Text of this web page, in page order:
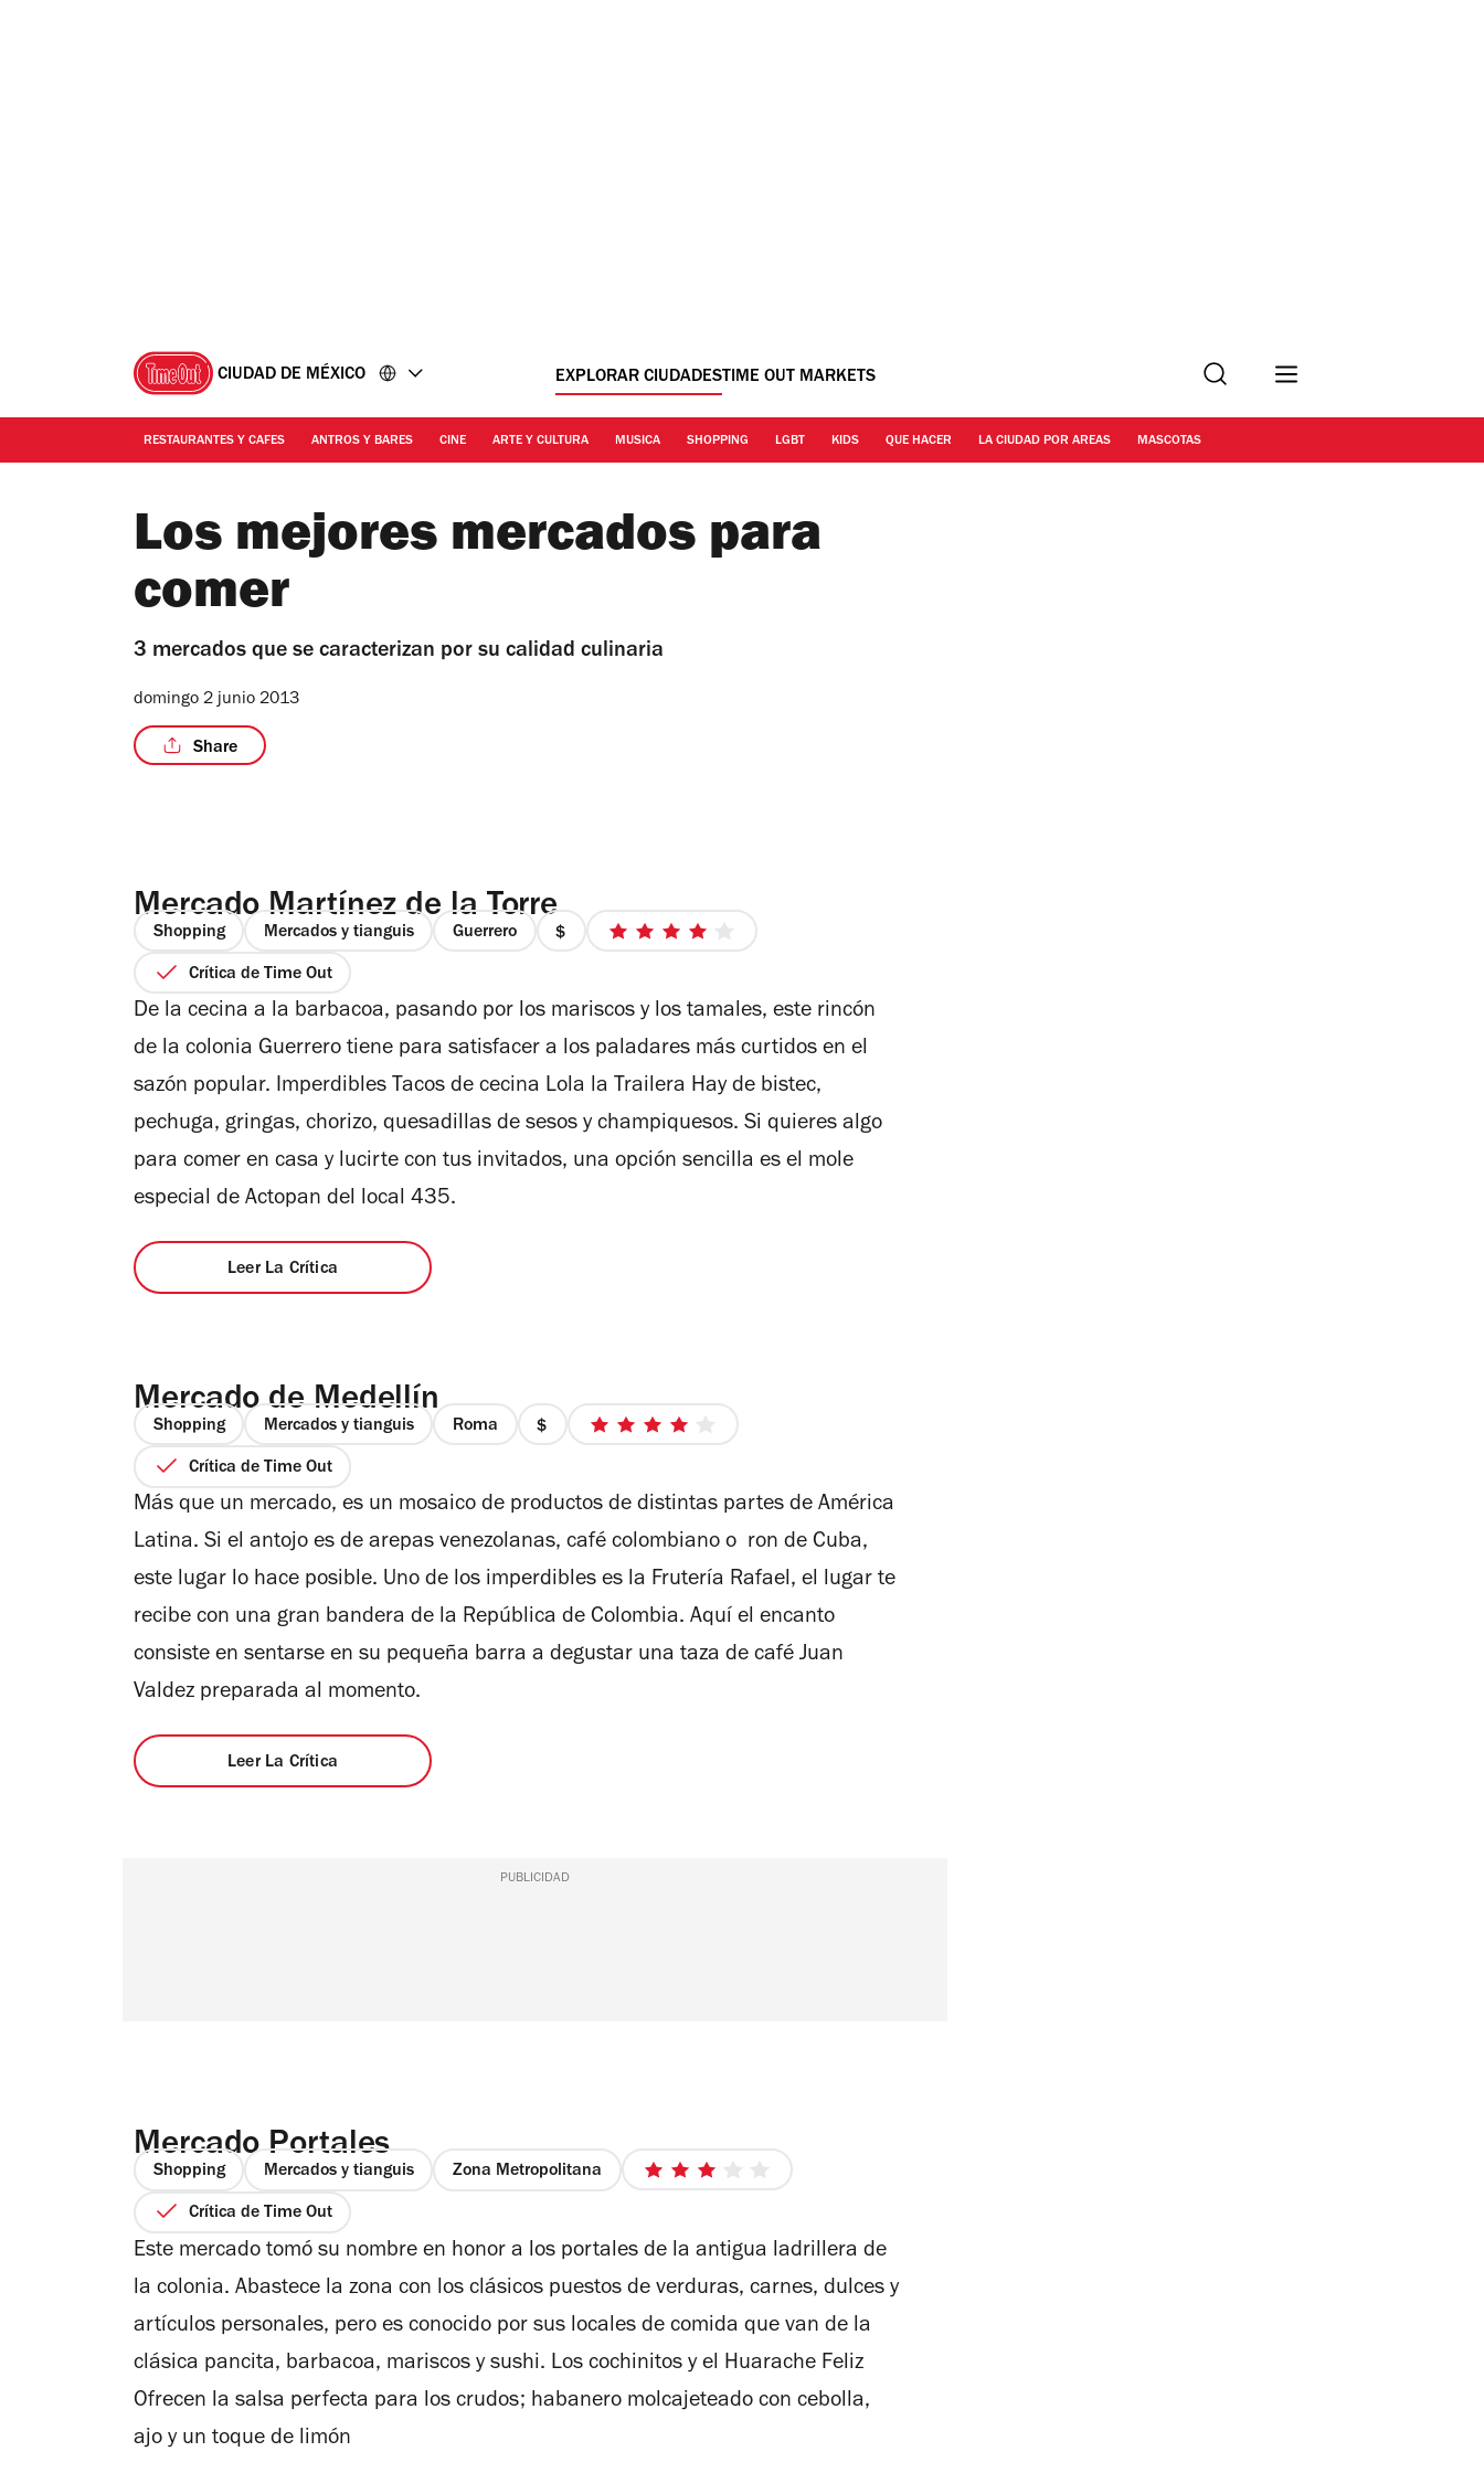
CIUDAD DE MÉXICO EXPLORAR CIUDADESTIME OUT MARKETS Buscar
RESTAURANTES Y CAFES ANTROS Y BARES CINE ARTE Y CULTURA MUSICA SHOPPING LGBT KIDS QUE HACER LA CIUDAD POR AREAS MASCOTAS
Los mejores mercados para
comer
3 mercados que se caracterizan por su calidad culinaria
domingo 2 junio 2013
Share
Mercado Martínez de la Torre
Shopping Mercados y tianguis Guerrero
precio
4
4
estrellas
Crítica de Time Out
De la cecina a la barbacoa, pasando por los mariscos y los tamales, este rincón
de la colonia Guerrero tiene para satisfacer a los paladares más curtidos en el
sazón popular. Imperdibles Tacos de cecina Lola la Trailera Hay de bistec,
pechuga, gringas, chorizo, quesadillas de sesos y champiquesos. Si quieres algo
para comer en casa y lucirte con tus invitados, una opción sencilla es el mole
especial de Actopan del local 435.
Leer La Crítica
Mercado de Medellín
Shopping Mercados y tianguis Roma
precio
4
Crítica de Time Out
Más que un mercado, es un mosaico de productos de distintas partes de América
Latina. Si el antojo es de arepas venezolanas, café colombiano o ron de Cuba,
este lugar lo hace posible. Uno de los imperdibles es la Frutería Rafael, el lugar te
recibe con una gran bandera de la República de Colombia. Aquí el encanto
consiste en sentarse en su pequeña barra a degustar una taza de café Juan
Valdez preparada al momento.
Leer La Crítica
PUBLICIDAD
Mercado Portales
Shopping Mercados y tianguis Zona Metropolitana
3
estrellas
Crítica de Time Out
Este mercado tomó su nombre en honor a los portales de la antigua ladrillera de
la colonia. Abastece la zona con los clásicos puestos de verduras, carnes, dulces y
artículos personales, pero es conocido por sus locales de comida que van de la
clásica pancita, barbacoa, mariscos y sushi. Los cochinitos y el Huarache Feliz
Ofrecen la salsa perfecta para los crudos; habanero molcajeteado con cebolla,
ajo y un toque de limón